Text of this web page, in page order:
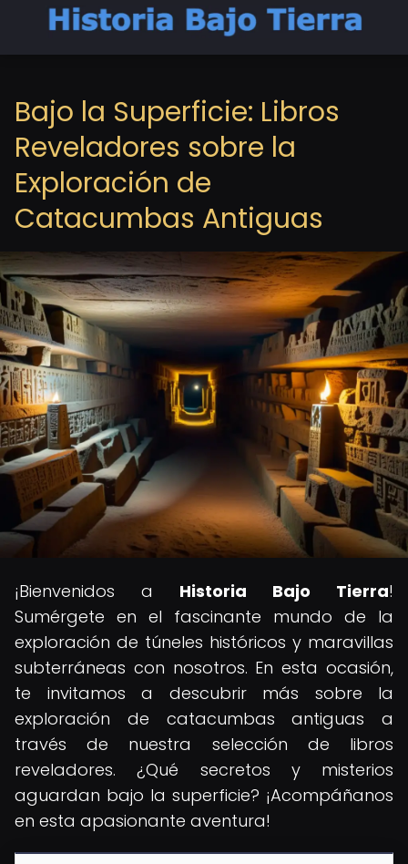
Bajo la Superficie: Libros
Reveladores sobre la
Exploración de
Catacumbas Antiguas
¡Bienvenidos a Historia Bajo Tierra!
Sumérgete en el fascinante mundo de la
exploración de túneles históricos y maravillas
subterráneas con nosotros. En esta ocasión,
te invitamos a descubrir más sobre la
exploración de catacumbas antiguas a
través de nuestra selección de libros
reveladores. ¿Qué secretos y misterios
aguardan bajo la superficie? ¡Acompáñanos
en esta apasionante aventura!